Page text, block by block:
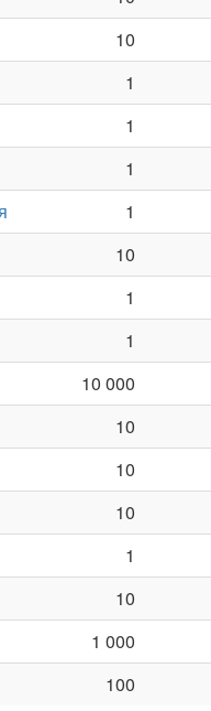
10
1
1
1
1
10
1
1
10 000
10
10
10
1
10
1 000
100